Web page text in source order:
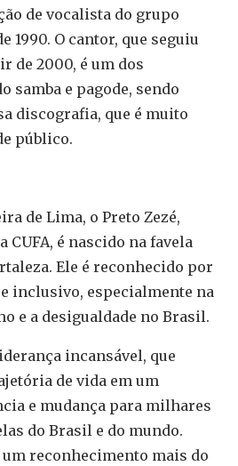
de vocalista do grupo
1990. O cantor, que seguiu
de 2000, é um dos
samba e pagode, sendo
discografia, que é muito
público.
de Lima, o Preto Zezé,
CUFA, é nascido na favela
Ele é reconhecido por
inclusivo, especialmente na
e a desigualdade no Brasil.
incansável, que
de vida em um
e mudança para milhares
do Brasil e do mundo.
um reconhecimento mais do